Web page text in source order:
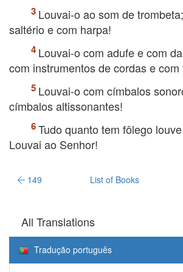
Louvai-o ao som de
saltério e com harpa!
Louvai-o com adufe e com
com instrumentos de cordas e com
Louvai-o com címbalos
címbalos altissonantes!
Tudo quanto tem fôlego
Louvai ao Senhor!
149 List of Books
All Translations
Tradução português